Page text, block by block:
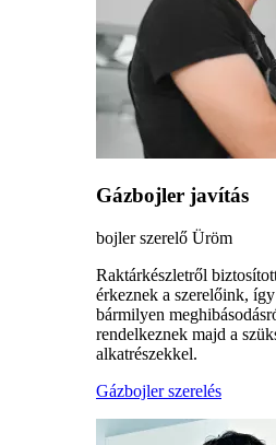
Gázbojler javítás
bojler szerelő Üröm
Raktárkészletről
érkeznek a szerelőink,
bármilyen
rendelkeznek majd a
alkatrészekkel.
Gázbojler szerelés